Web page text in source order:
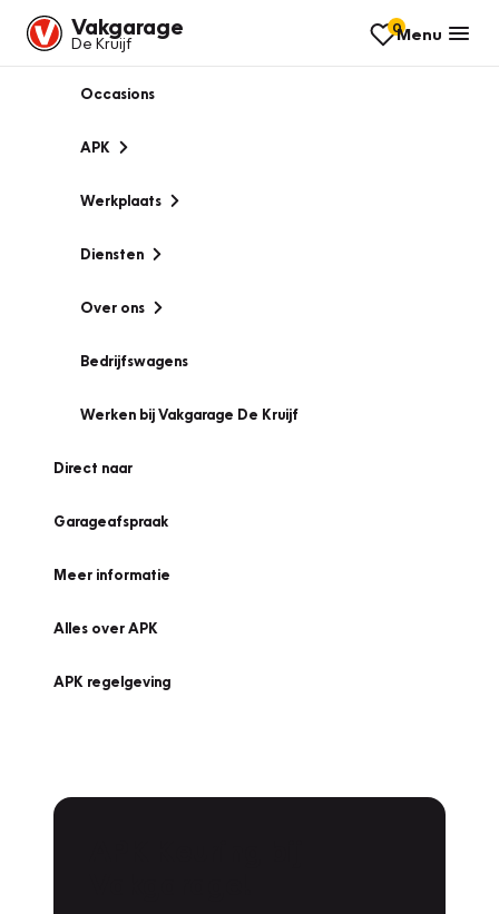
Vakgarage
De Kruijf
0Menu
Occasions
APK
Werkplaats
Diensten
Over ons
Bedrijfswagens
Werken bij Vakgarage De Kruijf
Direct naar
Garageafspraak
Meer informatie
Alles over APK
APK regelgeving